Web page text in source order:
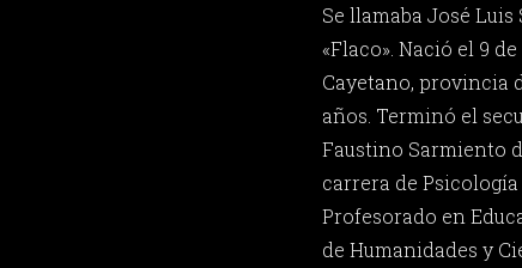
Se llamaba José
«Flaco». Nació el 9
Cayetano, provincia
años. Terminó el
Faustino Sarmiento
carrera de
Profesorado en
de Humanidades y